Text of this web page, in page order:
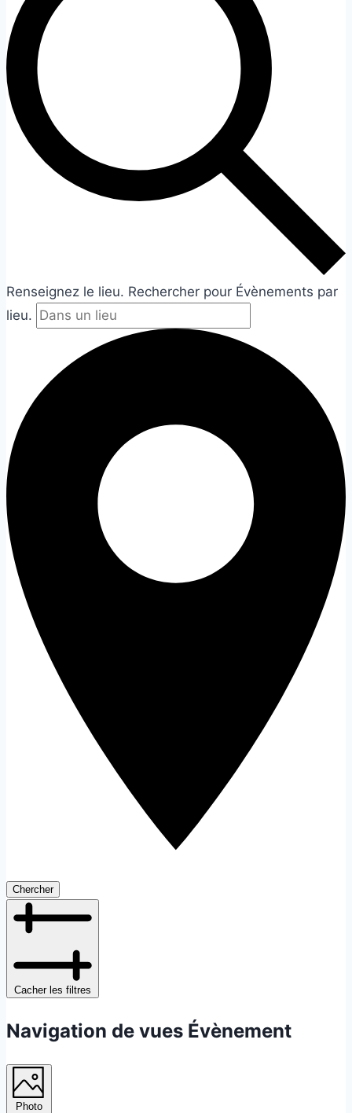
Renseignez le lieu. Rechercher pour Évènements par
lieu.
Chercher
Cacher les filtres
Navigation de vues Évènement
Photo